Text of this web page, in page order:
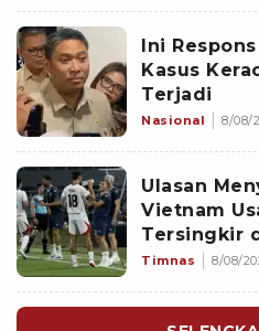
Ini
Kasus
Terjadi
Nasional 8/08/
Ulasan
Vietnam
Tersingkir
Timnas 8/08/